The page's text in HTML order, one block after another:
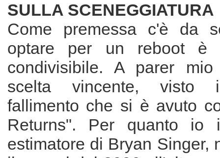
SULLA SCENEGGIATURA
Come premessa c'è da
optare per un reboot è
condivisibile. A parer
scelta vincente, visto
fallimento che si è avuto
Returns". Per quanto io
estimatore di Bryan Singer,